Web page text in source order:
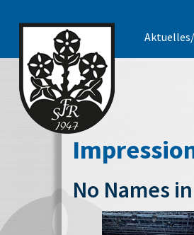
No Names